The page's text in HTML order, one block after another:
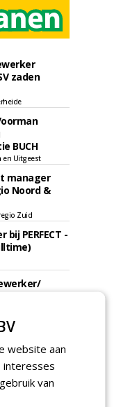
zaden
BUCH
en Uitgeest
manager
Noord &
Zuid
PERFECT -
B.V.
(fulltime) bij
B.V.
website aan
interesses
van